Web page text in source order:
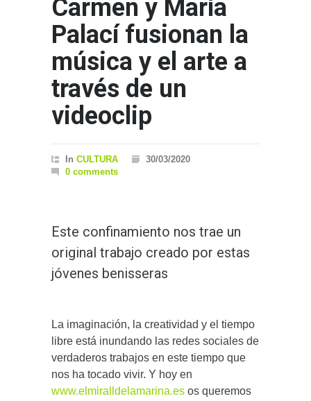
Carmen y María
Palací fusionan la
música y el arte a
través de un
videoclip
In CULTURA
30/03/2020
0 comments
Este confinamiento nos trae un
original trabajo creado por estas
jóvenes benisseras
La imaginación, la creatividad y el tiempo
libre está inundando las redes sociales de
verdaderos trabajos en este tiempo que
nos ha tocado vivir. Y hoy en
www.elmiralldelamarina.es os queremos